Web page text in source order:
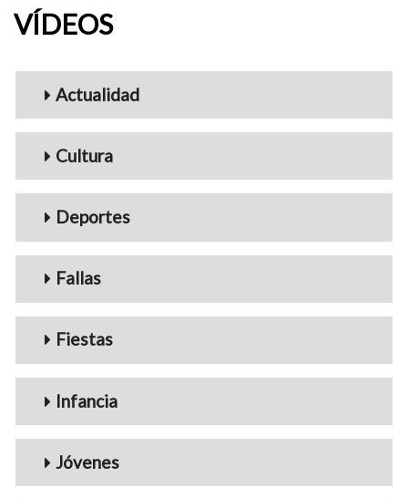
VÍDEOS
Menu_Videos
Actualidad
Cultura
Deportes
Fallas
Fiestas
Infancia
Jóvenes